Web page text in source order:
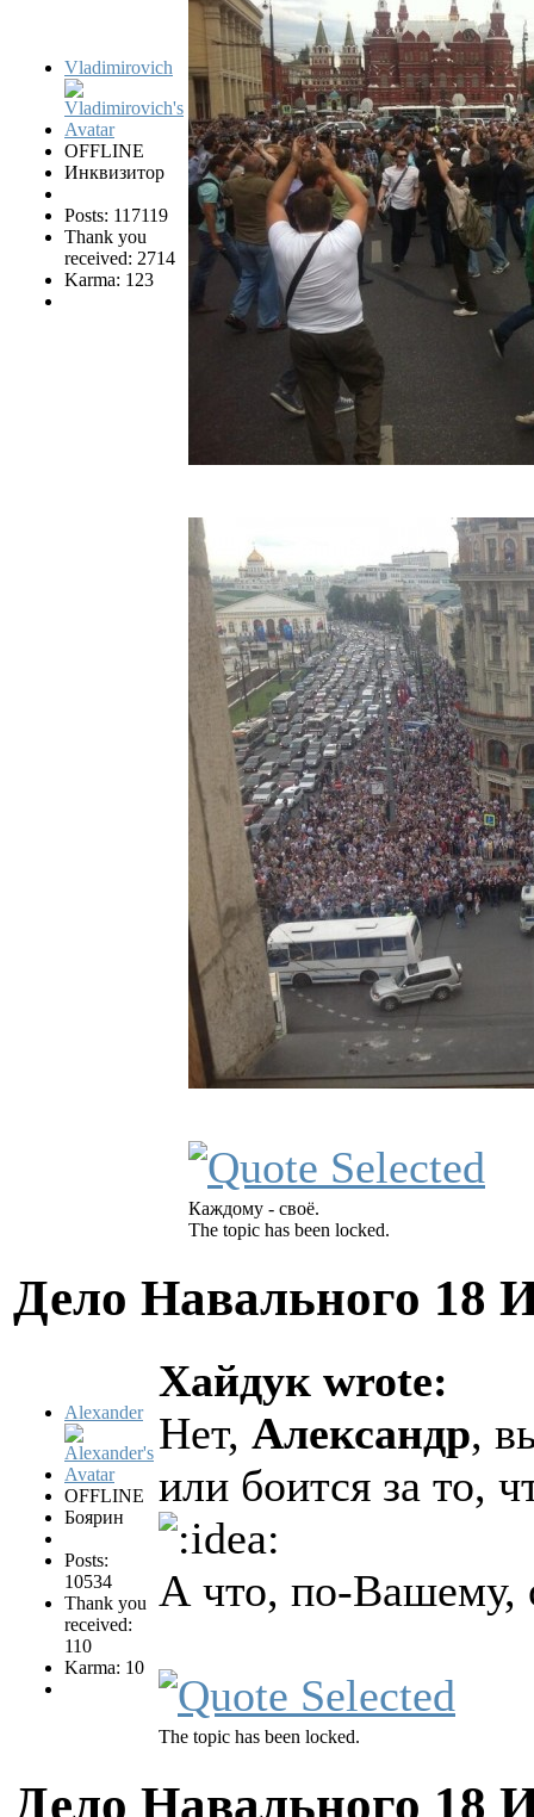
Vladimirovich
OFFLINE
Инквизитор
Posts: 117119
Thank you
received: 2714
Karma: 123
Каждому - своё.
The topic has been locked.
Дело Навального 18
Alexander
OFFLINE
Боярин
Posts:
10534
Thank you
received:
110
Karma: 10
Хайдук wrote:
Нет, Александр,
или боится за то,
А что, по-Вашему,
The topic has been locked.
Дело Навального 18